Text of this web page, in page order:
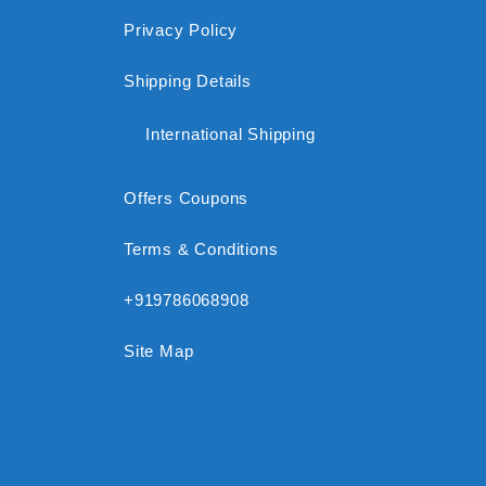
Privacy Policy
Shipping Details
International Shipping
Offers Coupons
Terms & Conditions
+919786068908
Site Map